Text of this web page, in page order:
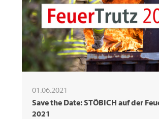
01.06.2021
Save the Date: STÖBICH auf der
2021